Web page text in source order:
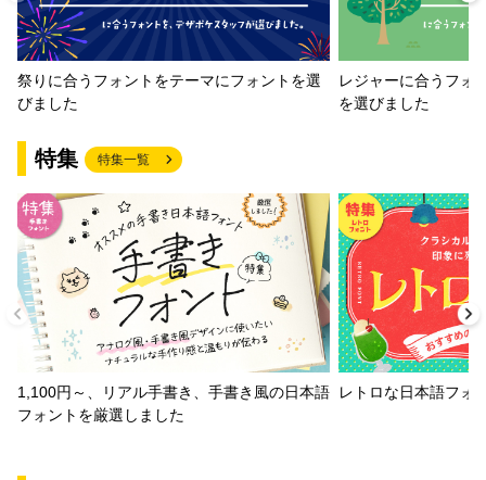
祭りに合うフォントをテーマにフォントを選
びました
レジャーに合うフォ
を選びました
特集 特集一覧
1,100円～、リアル手書き、手書き風の日本語
フォントを厳選しました
レトロな日本語フォ